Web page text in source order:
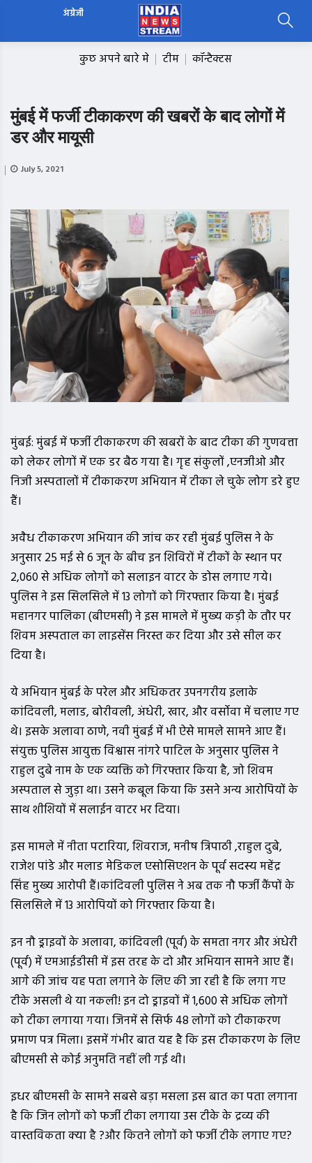
अंग्रेजी
कुछ अपने बारे मे टीम कॉन्टैक्टस
मुंबई में फर्जी टीकाकरण की खबरों के बाद लोगों में
डर और मायूसी
July 5, 2021
मुंबई: मुंबई में फर्जी टीकाकरण की खबरों के बाद टीका की गुणवत्ता
को लेकर लोगों में एक डर बैठ गया है। गृह संकुलों ,एनजीओ और
निजी अस्पतालों में टीकाकरण अभियान में टीका ले चुके लोग डरे हुए
हैं।
अवैध टीकाकरण अभियान की जांच कर रही मुंबई पुलिस ने के
अनुसार 25 मई से 6 जून के बीच इन शिविरों में टीकों के स्थान पर
2,060 से अधिक लोगों को सलाइन वाटर के डोस लगाए गये।
पुलिस ने इस सिलसिले में 13 लोगों को गिरफ्तार किया है। मुंबई
महानगर पालिका (बीएमसी) ने इस मामले में मुख्य कड़ी के तौर पर
शिवम अस्पताल का लाइसेंस निरस्त कर दिया और उसे सील कर
दिया है।
ये अभियान मुंबई के परेल और अधिकतर उपनगरीय इलाके
कांदिवली, मलाड, बोरीवली, अंधेरी, खार, और वर्सोवा में चलाए गए
थे। इसके अलावा ठाणे, नवी मुंबई में भी ऐसे मामले सामने आए हैं।
संयुक्त पुलिस आयुक्त विश्वास नांगरे पाटिल के अनुसार पुलिस ने
राहुल दुबे नाम के एक व्यक्ति को गिरफ्तार किया है, जो शिवम
अस्पताल से जुड़ा था। उसने कबूल किया कि उसने अन्य आरोपियों के
साथ शीशियों में सलाईन वाटर भर दिया।
इस मामले में नीता पटारिया, शिवराज, मनीष त्रिपाठी ,राहुल दुबे,
राजेश पांडे और मलाड मेडिकल एसोसिएशन के पूर्व सदस्य महेंद्र
सिंह मुख्य आरोपी हैं।कांदिवली पुलिस ने अब तक नौ फर्जी कैंपों के
सिलसिले में 13 आरोपियों को गिरफ्तार किया है।
इन नौ ड्राइवों के अलावा, कांदिवली (पूर्व) के समता नगर और अंधेरी
(पूर्व) में एमआईडीसी में इस तरह के दो और अभियान सामने आए हैं।
आगे की जांच यह पता लगाने के लिए की जा रही है कि लगा गए
टीके असली थे या नकली! इन दो ड्राइवों में 1,600 से अधिक लोगों
को टीका लगाया गया। जिनमें से सिर्फ 48 लोगों को टीकाकरण
प्रमाण पत्र मिला। इसमें गंभीर बात यह है कि इस टीकाकरण के लिए
बीएमसी से कोई अनुमति नहीं ली गई थी।
इधर बीएमसी के सामने सबसे बड़ा मसला इस बात का पता लगाना
है कि जिन लोगों को फर्जी टीका लगाया उस टीके के द्रव्य की
वास्तविकता क्या है ?और कितने लोगों को फर्जी टीके लगाए गए?